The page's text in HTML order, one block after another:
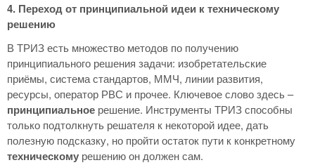
4. Переход от принципиальной идеи к техническому
решению
В ТРИЗ есть множество методов по получению
принципиального решения задачи: изобретательские
приёмы, система стандартов, ММЧ, линии развития,
ресурсы, оператор РВС и прочее. Ключевое слово здесь –
принципиальное решение. Инструменты ТРИЗ способны
только подтолкнуть решателя к некоторой идее, дать
полезную подсказку, но пройти остаток пути к конкретному
техническому решению он должен сам.